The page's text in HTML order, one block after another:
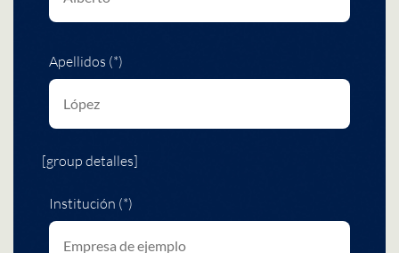
Apellidos (*)
[group detalles]
Institución (*)